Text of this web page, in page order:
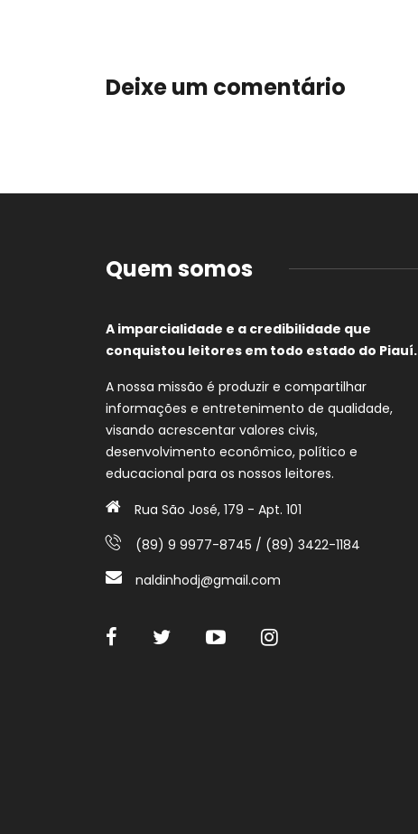
Deixe um comentário
Quem somos
A imparcialidade e a credibilidade que
conquistou leitores em todo estado do Piauí.
A nossa missão é produzir e compartilhar
informações e entretenimento de qualidade,
visando acrescentar valores civis,
desenvolvimento econômico, político e
educacional para os nossos leitores.
Rua São José, 179 - Apt. 101
(89) 9 9977-8745 / (89) 3422-1184
naldinhodj@gmail.com